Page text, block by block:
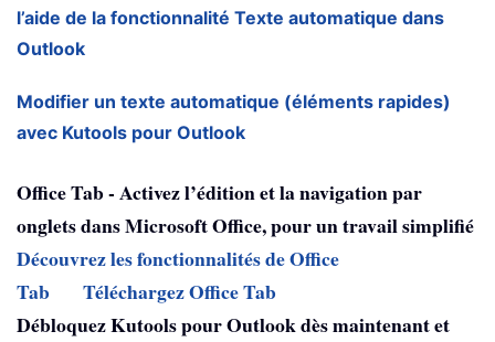
l’aide de la fonctionnalité Texte automatique dans
Outlook
Modifier un texte automatique (éléments rapides)
avec Kutools pour Outlook
Office Tab - Activez l’édition et la navigation par
onglets dans Microsoft Office, pour un travail simplifié
Découvrez les fonctionnalités de Office
Tab
Téléchargez Office Tab
Débloquez Kutools pour Outlook dès maintenant et